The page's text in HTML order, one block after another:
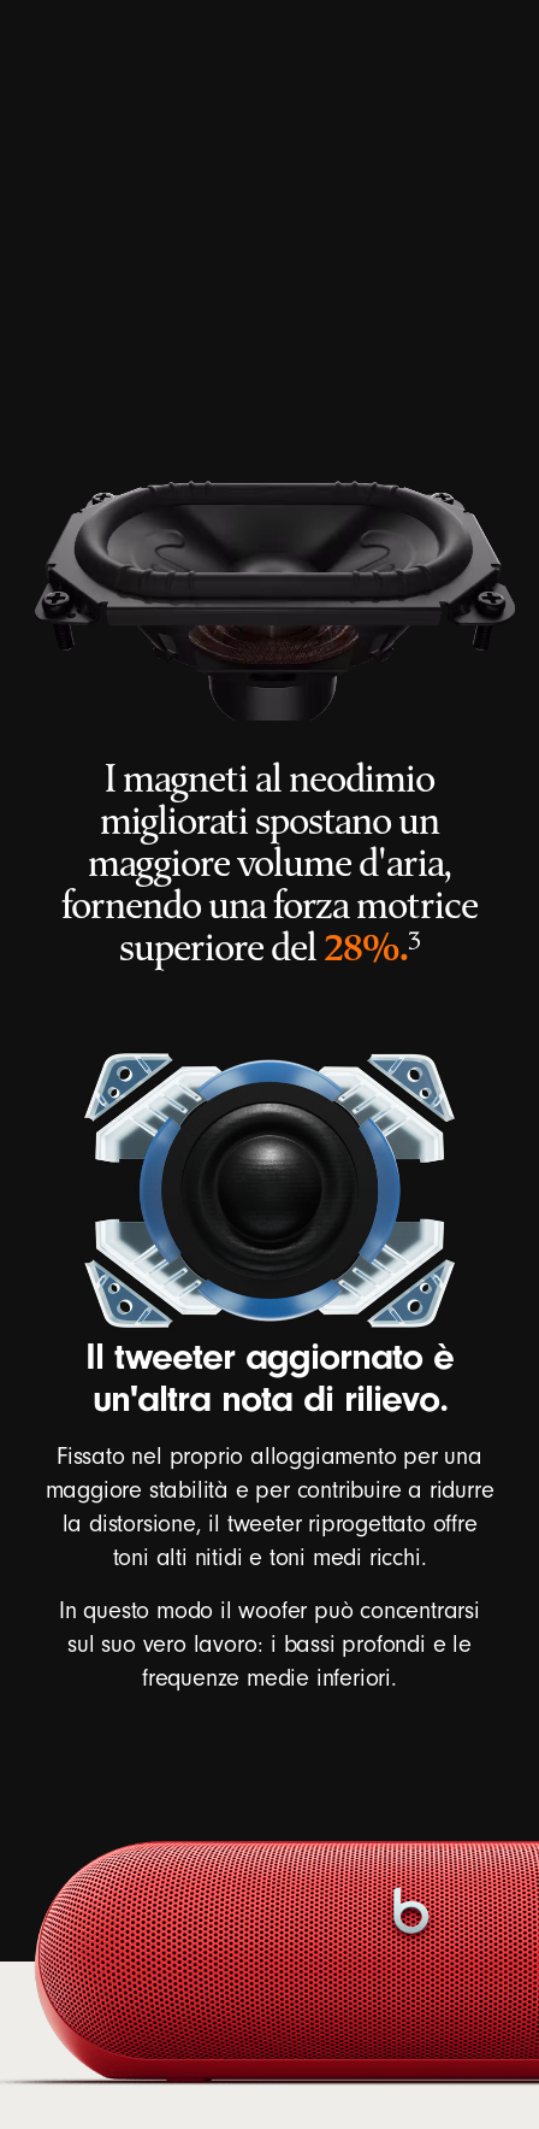
I magneti al neodimio
migliorati spostano un
maggiore volume d'aria,
fornendo una forza motrice
superiore del28%.nota
3
Il tweeter aggiornato è
un'altra nota di rilievo.
Fissato nel proprio alloggiamento per una
maggiore stabilità e per contribuire a ridurre
la distorsione, il tweeter riprogettato offre
toni alti nitidi e toni medi ricchi.
In questo modo il woofer può concentrarsi
sul suo vero lavoro: i bassi profondi e le
frequenze medie inferiori.